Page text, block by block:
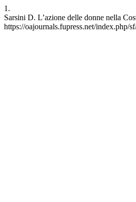
1.
Sarsini D. L’azione delle donne nella
https://oajournals.fupress.net/index.php/